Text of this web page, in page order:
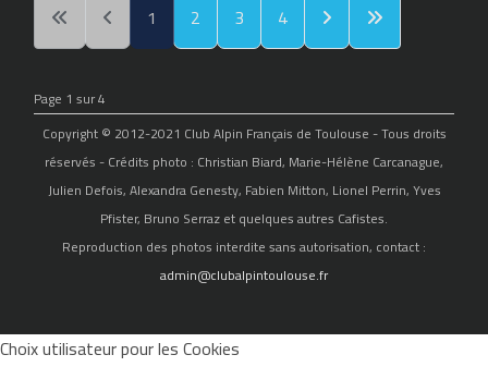
1 2 3 4
Page 1 sur 4
Copyright © 2012-2021 Club Alpin Français de Toulouse - Tous droits
réservés - Crédits photo : Christian Biard, Marie-Hélène Carcanague,
Julien Defois, Alexandra Genesty, Fabien Mitton, Lionel Perrin, Yves
Pfister, Bruno Serraz et quelques autres Cafistes.
Reproduction des photos interdite sans autorisation, contact :
admin@clubalpintoulouse.fr
Choix utilisateur pour les Cookies